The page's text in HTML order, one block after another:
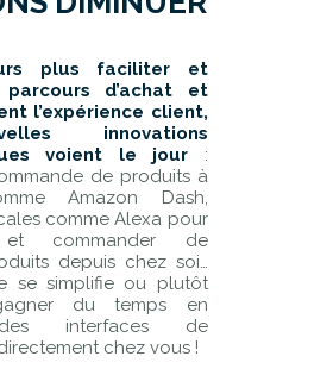
plus faciliter et
d’achat et
l’expérience client,
innovations
voient le jour :
de produits à
Amazon Dash,
comme Alexa pour
et commander de
depuis chez soi…
se simplifie ou plutôt
du temps en
interfaces de
chez vous !